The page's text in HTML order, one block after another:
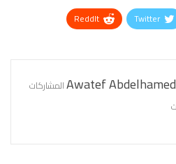
Twitter
ReddIt
Awatef Abdelhamed